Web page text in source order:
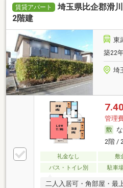
賃貸アパート
埼玉県比企郡滑
2階建
東
築22
埼
7.40
管理
2階 /
礼金なし 敷
バス・トイレ別
駐車
二人入居可・角部屋・最